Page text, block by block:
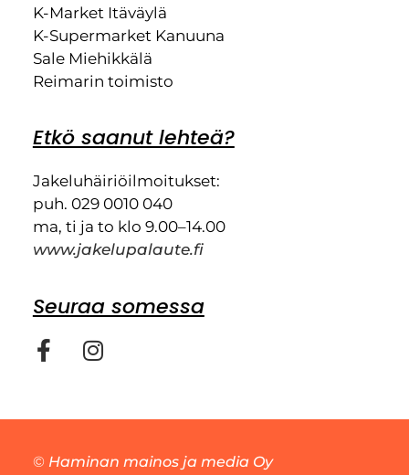
K-Market Itäväylä
K-Supermarket Kanuuna
Sale Miehikkälä
Reimarin toimisto
Etkö saanut lehteä?
Jakeluhäiriöilmoitukset:
puh. 029 0010 040
ma, ti ja to klo 9.00–14.00
www.jakelupalaute.fi
Seuraa somessa
© Haminan mainos ja media Oy